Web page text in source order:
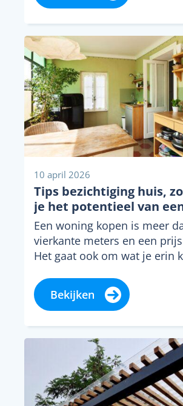
10 april 2026
Tips bezichtiging huis,
je het potentieel van
Een woning kopen is meer
vierkante meters en een
Het gaat ook om wat je erin
Bekijken